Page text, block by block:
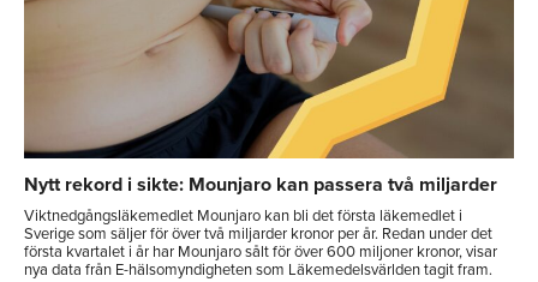
Nytt rekord i sikte: Mounjaro kan passera två miljarder
Viktnedgångsläkemedlet Mounjaro kan bli det första läkemedlet i
Sverige som säljer för över två miljarder kronor per år. Redan under det
första kvartalet i år har Mounjaro sålt för över 600 miljoner kronor, visar
nya data från E-hälsomyndigheten som Läkemedelsvärlden tagit fram.